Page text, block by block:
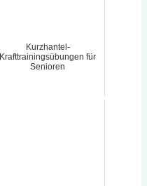
Kurzhantel-
Krafttrainingsübungen für
Senioren